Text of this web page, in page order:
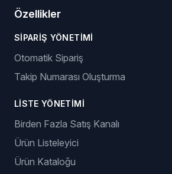
Özellikler
SIPARIŞ YÖNETIMI
Otomatik Sipariş
Takip Numarası Oluşturma
LISTE YÖNETIMI
Birden Fazla Satış Kanalı
Ürün Listeleyici
Ürün Kataloğu